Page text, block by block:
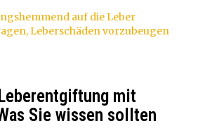
auf die Leber
Leberschäden vorzubeugen
mit
Sie wissen sollten